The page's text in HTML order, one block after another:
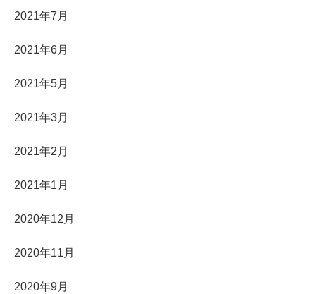
2021年7月
2021年6月
2021年5月
2021年3月
2021年2月
2021年1月
2020年12月
2020年11月
2020年9月